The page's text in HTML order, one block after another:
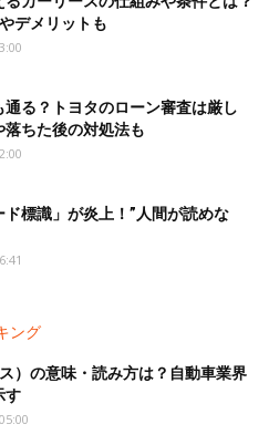
デメリットも
通る？トヨタのローン審査は厳し
落ちた後の対処法も
ド標識」が炎上！”人間が読めな
ング
）の意味・読み方は？自動車業界
す